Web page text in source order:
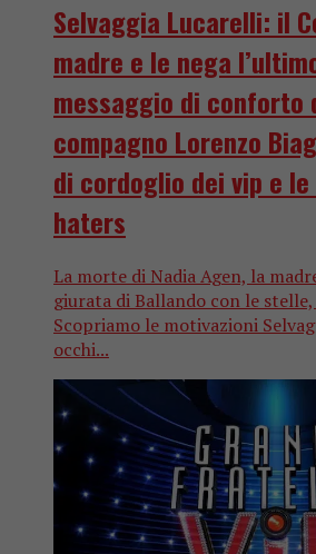
Selvaggia Lucarelli: il
madre e le nega
messaggio di conforto
compagno Lorenzo
di cordoglio dei vip e
haters
La morte di Nadia Agen, la
giurata di Ballando con le
Scopriamo le motivazioni
occhi...